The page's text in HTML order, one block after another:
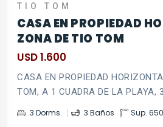
TIO TOM
CASA EN PROPIEDAD
ZONA DE TIO TOM
USD 1.600
CASA EN PROPIEDAD
TOM, A 1 CUADRA DE LA PLAYA, 3
3 Dorms. 3 Baños Sup.